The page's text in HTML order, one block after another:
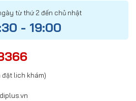
từ thứ 2 đến chủ nhật
- 19:00
đặt lich khám)